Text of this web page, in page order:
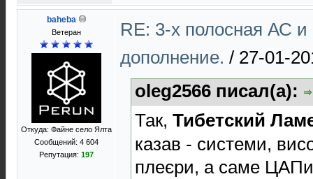
baheba
Ветеран
Откуда: Файне село Ялта
Сообщений: 4 604
Репутация: 197
RE: 3-х полосная АС и
дополнение. / 27-01-
oleg2566 писал(а):
Так, Тибетский
казав - системи,
плеєри, а саме